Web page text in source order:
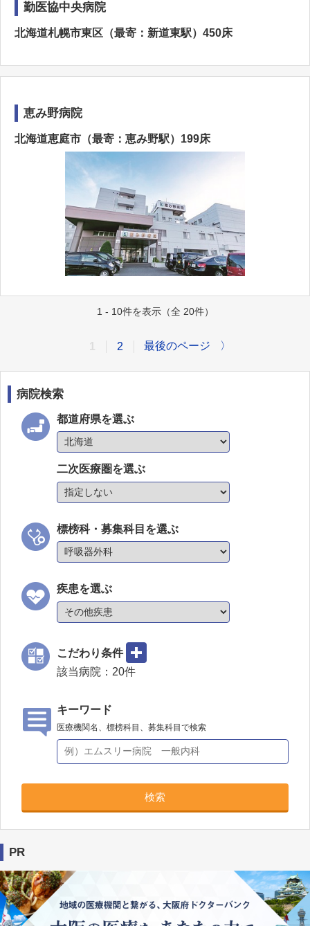
勤医協中央病院
北海道札幌市東区（最寄：新道東駅）450床
恵み野病院
北海道恵庭市（最寄：恵み野駅）199床
1 - 10件を表示（全 20件）
2 最後のページ 〉
病院検索
都道府県を選ぶ
二次医療圏を選ぶ
標榜科・募集科目を選ぶ
疾患を選ぶ
こだわり条件
該当病院： 20件
キーワード
医療機関名、標榜科目、募集科目で検索
検索
PR